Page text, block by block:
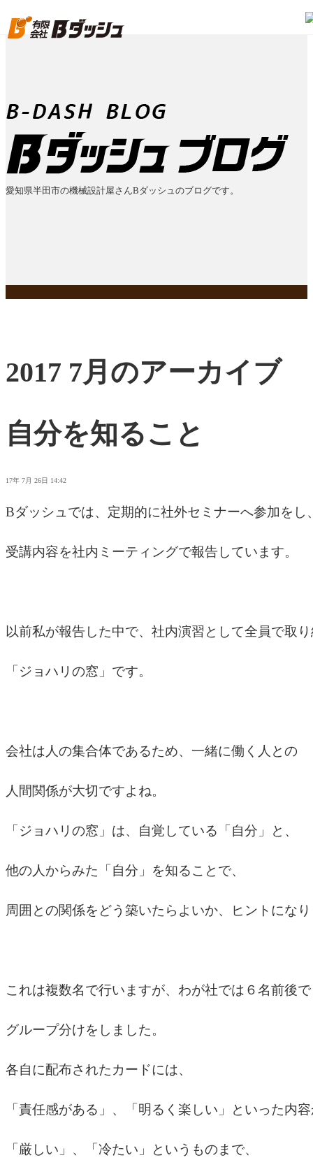
愛知県半田市の機械設計屋さんBダッシュのブログです。
2017 7月のアーカイブ
自分を知ること
17年 7月 26日 14:42
Bダッシュでは、定期的に社外セミナーへ参加をし
受講内容を社内ミーティングで報告しています。
以前私が報告した中で、社内演習として全員で取
「ジョハリの窓」です。
会社は人の集合体であるため、一緒に働く人との
人間関係が大切ですよね。
「ジョハリの窓」は、自覚している「自分」と、
他の人からみた「自分」を知ることで、
周囲との関係をどう築いたらよいか、ヒントにな
これは複数名で行いますが、わが社では６名前後で
グループ分けをしました。
各自に配布されたカードには、
「責任感がある」、「明るく楽しい」といった内
「厳しい」、「冷たい」というものまで、